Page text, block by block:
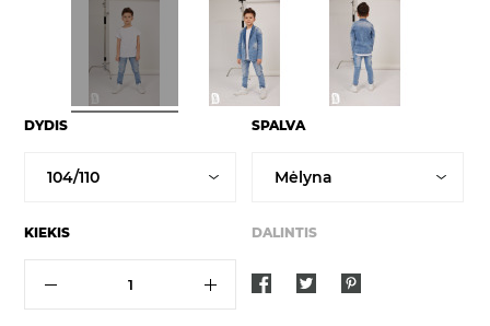
DYDIS SPALVA
KIEKIS DALINTIS